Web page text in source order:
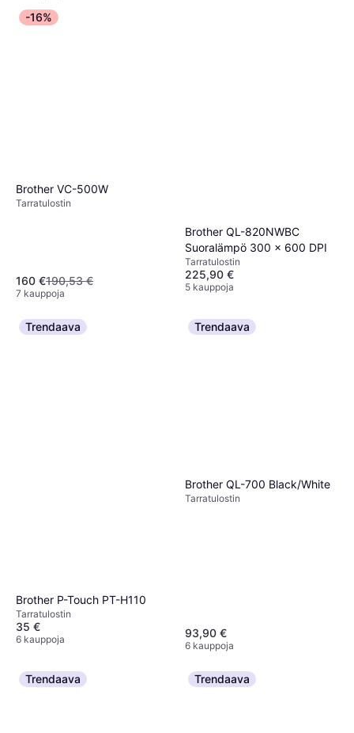
-16%
Brother VC-500W
Tarra­tulostin
160 €190,53 €
7 kauppoja
Brother QL-820NWBC
Suoralämpö 300 x 600 DPI
Tarra­tulostin
225,90 €
5 kauppoja
Trendaava
Brother P-Touch PT-H110
Tarra­tulostin
35 €
6 kauppoja
Trendaava
Brother QL-700 Black/White
Tarra­tulostin
93,90 €
6 kauppoja
Trendaava Trendaava